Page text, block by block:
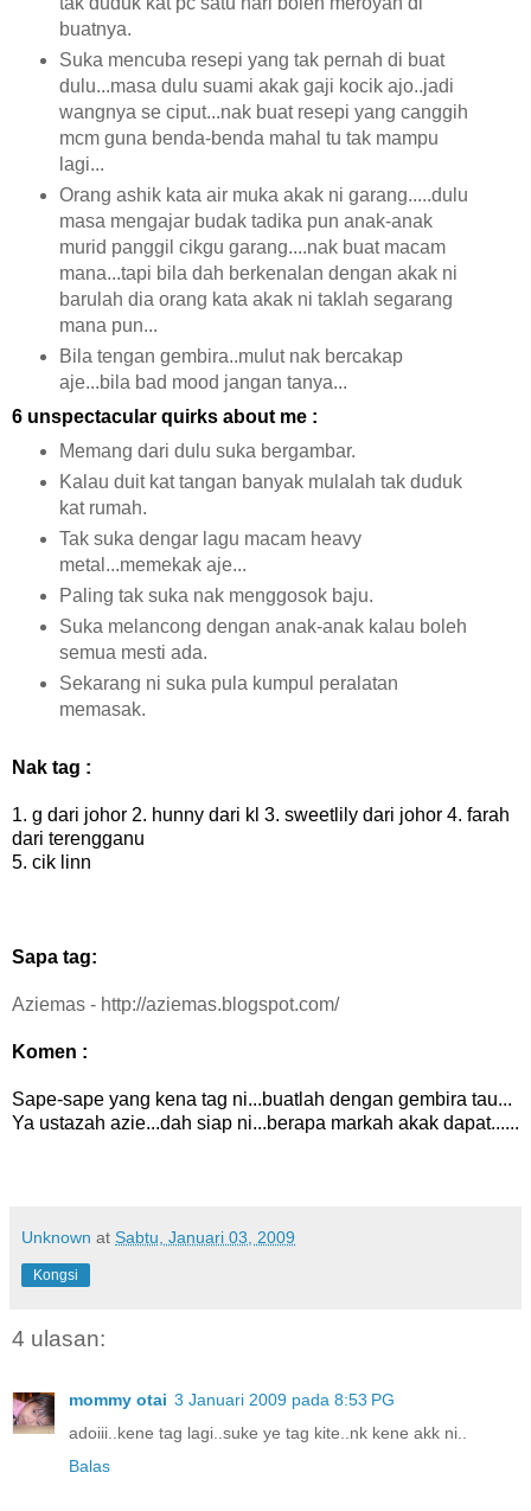
buatnya.
Suka mencuba resepi yang tak pernah di buat
dulu...masa dulu suami akak gaji kocik ajo..jadi
wangnya se ciput...nak buat resepi yang canggih
mcm guna benda-benda mahal tu tak mampu
lagi...
Orang ashik kata air muka akak ni garang.....dulu
masa mengajar budak tadika pun anak-anak
murid panggil cikgu garang....nak buat macam
mana...tapi bila dah berkenalan dengan akak ni
barulah dia orang kata akak ni taklah segarang
mana pun...
Bila tengan gembira..mulut nak bercakap
aje...bila bad mood jangan tanya...
6 unspectacular quirks about me :
Memang dari dulu suka bergambar.
Kalau duit kat tangan banyak mulalah tak duduk
kat rumah.
Tak suka dengar lagu macam heavy
metal...memekak aje...
Paling tak suka nak menggosok baju.
Suka melancong dengan anak-anak kalau boleh
semua mesti ada.
Sekarang ni suka pula kumpul peralatan
memasak.
Nak tag :
1. g dari johor 2. hunny dari kl 3. sweetlily dari johor 4. farah
dari terengganu
5. cik linn
Sapa tag:
Aziemas - http://aziemas.blogspot.com/
Komen :
Sape-sape yang kena tag ni...buatlah dengan gembira tau...
Ya ustazah azie...dah siap ni...berapa markah akak dapat......
Unknown at Sabtu, Januari 03, 2009
Kongsi
4 ulasan:
mommy otai 3 Januari 2009 pada 8:53 PG
adoiii..kene tag lagi..suke ye tag kite..nk kene akk ni..
Balas